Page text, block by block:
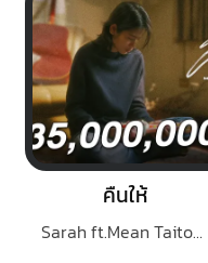
คืนให้
Sarah ft.Mean Taitosmith